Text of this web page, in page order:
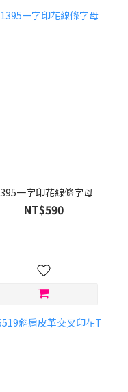
一字印花線條字母
NT$590